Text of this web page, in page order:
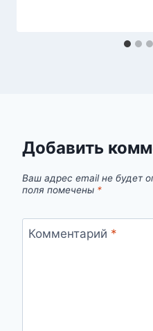
Добавить
Ваш адрес email не будет
поля помечены *
Комментарий *